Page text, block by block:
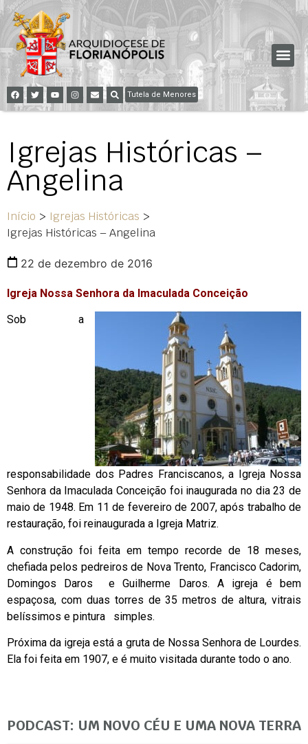
Tutela de Menores
Igrejas Históricas –
Angelina
Início > Igrejas Históricas >
Igrejas Históricas – Angelina
22 de dezembro de 2016
Igreja Nossa Senhora da Imaculada Conceição
Sob a
responsabilidade dos Padres Franciscanos, a Igreja Nossa
Senhora da Imaculada Conceição foi inaugurada no dia 23 de
maio de 1948. Em 11 de fevereiro de 2007, após trabalho de
restauração, foi reinaugurada a Igreja Matriz.
A construção foi feita em tempo recorde de 18 meses,
chefiada pelos pedreiros de Nova Trento, Francisco Cadorim,
Domingos Daros e Guilherme Daros. A igreja é bem
espaçosa, com duas torres de 35 metros de altura, vitrais
belíssimos e pintura simples.
Próxima da igreja está a gruta de Nossa Senhora de Lourdes.
Ela foi feita em 1907, e é muito visitada durante todo o ano.
PODCAST: UM NOVO CÉU E UMA NOVA TERRA